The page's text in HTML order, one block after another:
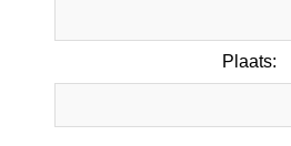
Plaats: